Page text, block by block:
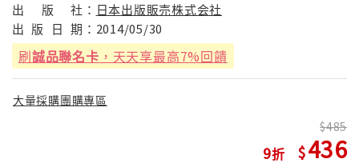
出
版 社： 日本出版販売株式会社
出 版 日 期： 2014/05/30
刷誠品聯名卡 ，天天享最高7%回饋
大量採購團購專區
9
485
436